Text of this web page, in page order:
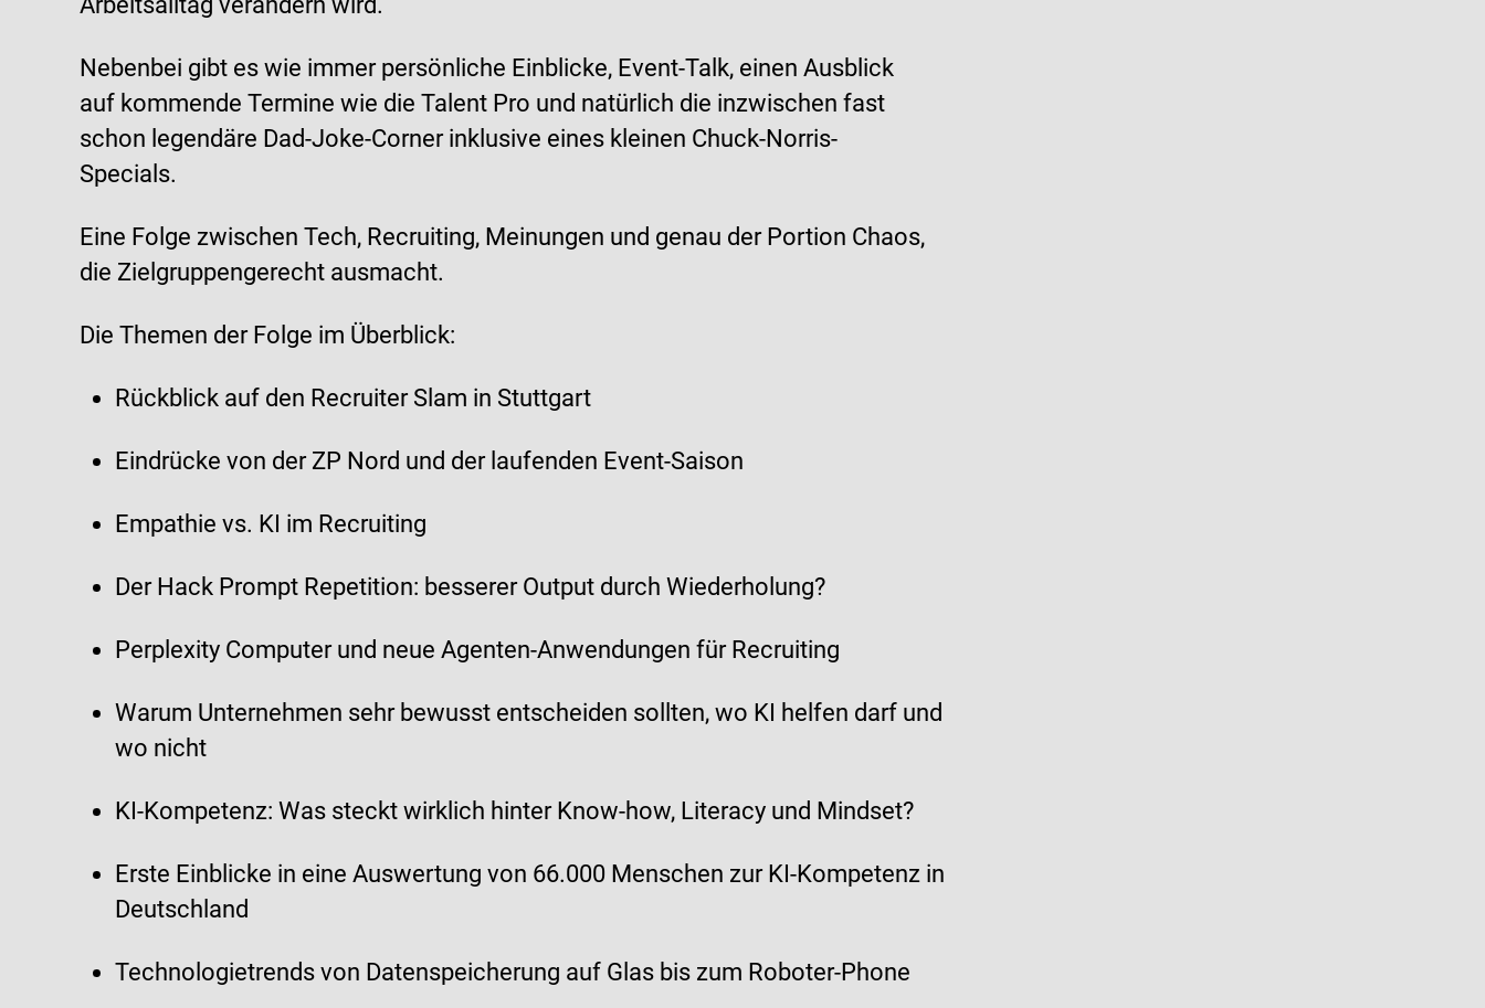
Nebenbei gibt es wie immer persönliche Einblicke, Event-Talk, einen Ausblick
auf kommende Termine wie die Talent Pro und natürlich die inzwischen fast
schon legendäre Dad-Joke-Corner inklusive eines kleinen Chuck-Norris-
Specials.
Eine Folge zwischen Tech, Recruiting, Meinungen und genau der Portion Chaos,
die Zielgruppengerecht ausmacht.
Die Themen der Folge im Überblick:
Rückblick auf den Recruiter Slam in Stuttgart
Eindrücke von der ZP Nord und der laufenden Event-Saison
Empathie vs. KI im Recruiting
Der Hack Prompt Repetition: besserer Output durch Wiederholung?
Perplexity Computer und neue Agenten-Anwendungen für Recruiting
Warum Unternehmen sehr bewusst entscheiden sollten, wo KI helfen darf und
wo nicht
KI-Kompetenz: Was steckt wirklich hinter Know-how, Literacy und Mindset?
Erste Einblicke in eine Auswertung von 66.000 Menschen zur KI-Kompetenz in
Deutschland
Technologietrends von Datenspeicherung auf Glas bis zum Roboter-Phone